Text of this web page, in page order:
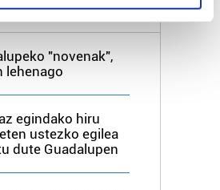
(fingerprinting)
your personal data is processed
in the
details section
adibidez, iragarki eta eduki
iragarkiak eta edukia
irakurrienak
"novenak",
lehenago
egindako hiru
ustezko egilea
dute Guadalupen